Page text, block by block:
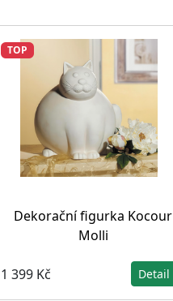
TOP
Dekorační figurka Kocour
Molli
1 399 Kč Detail